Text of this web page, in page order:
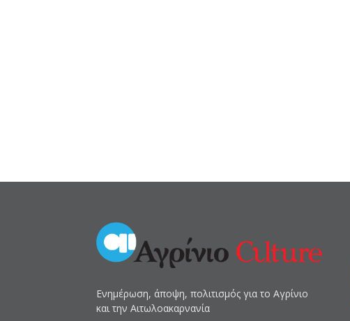
Ενημέρωση, άποψη, πολιτισμός για το Αγρίνιο
και την Αιτωλοακαρνανία